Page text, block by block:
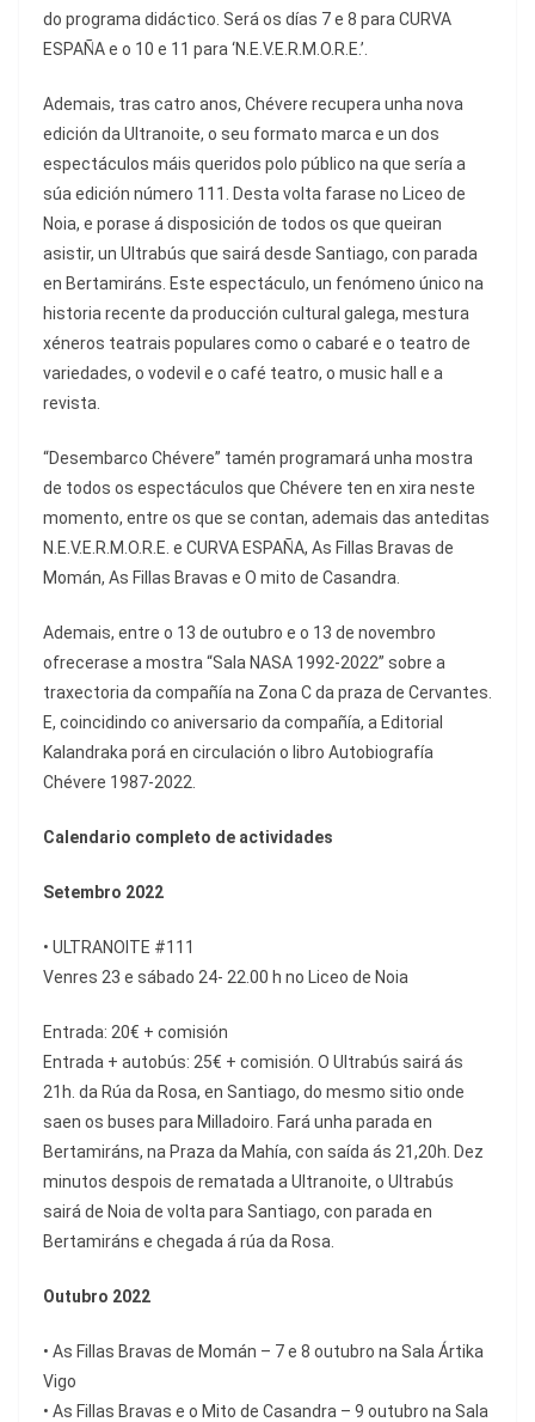
do programa didáctico. Será os días 7 e 8 para CURVA
ESPAÑA e o 10 e 11 para ‘N.E.V.E.R.M.O.R.E.’.
Ademais, tras catro anos, Chévere recupera unha nova
edición da Ultranoite, o seu formato marca e un dos
espectáculos máis queridos polo público na que sería a
súa edición número 111. Desta volta farase no Liceo de
Noia, e porase á disposición de todos os que queiran
asistir, un Ultrabús que sairá desde Santiago, con parada
en Bertamiráns. Este espectáculo, un fenómeno único na
historia recente da producción cultural galega, mestura
xéneros teatrais populares como o cabaré e o teatro de
variedades, o vodevil e o café teatro, o music hall e a
revista.
“Desembarco Chévere” tamén programará unha mostra
de todos os espectáculos que Chévere ten en xira neste
momento, entre os que se contan, ademais das anteditas
N.E.V.E.R.M.O.R.E. e CURVA ESPAÑA, As Fillas Bravas de
Momán, As Fillas Bravas e O mito de Casandra.
Ademais, entre o 13 de outubro e o 13 de novembro
ofrecerase a mostra “Sala NASA 1992-2022” sobre a
traxectoria da compañía na Zona C da praza de Cervantes.
E, coincidindo co aniversario da compañía, a Editorial
Kalandraka porá en circulación o libro Autobiografía
Chévere 1987-2022.
Calendario completo de actividades
Setembro 2022
• ULTRANOITE #111
Venres 23 e sábado 24- 22.00 h no Liceo de Noia
Entrada: 20€ + comisión
Entrada + autobús: 25€ + comisión. O Ultrabús sairá ás
21h. da Rúa da Rosa, en Santiago, do mesmo sitio onde
saen os buses para Milladoiro. Fará unha parada en
Bertamiráns, na Praza da Mahía, con saída ás 21,20h. Dez
minutos despois de rematada a Ultranoite, o Ultrabús
sairá de Noia de volta para Santiago, con parada en
Bertamiráns e chegada á rúa da Rosa.
Outubro 2022
• As Fillas Bravas de Momán – 7 e 8 outubro na Sala Ártika
Vigo
• As Fillas Bravas e o Mito de Casandra – 9 outubro na Sala